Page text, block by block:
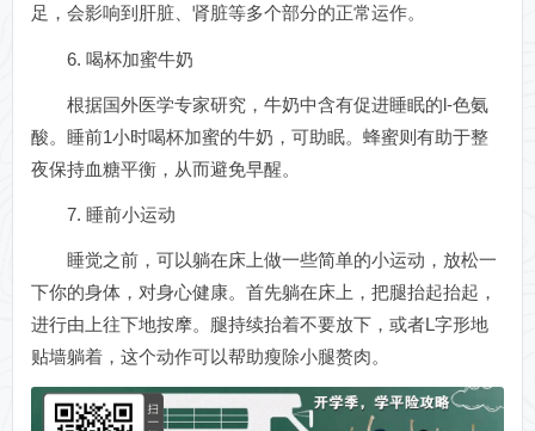
足，会影响到肝脏、肾脏等多个部分的正常运作。
6. 喝杯加蜜牛奶
根据国外医学专家研究，牛奶中含有促进睡眠的l-色氨
酸。睡前1小时喝杯加蜜的牛奶，可助眠。蜂蜜则有助于整
夜保持血糖平衡，从而避免早醒。
7. 睡前小运动
睡觉之前，可以躺在床上做一些简单的小运动，放松一
下你的身体，对身心健康。首先躺在床上，把腿抬起抬起，
进行由上往下地按摩。腿持续抬着不要放下，或者L字形地
贴墙躺着，这个动作可以帮助瘦除小腿赘肉。